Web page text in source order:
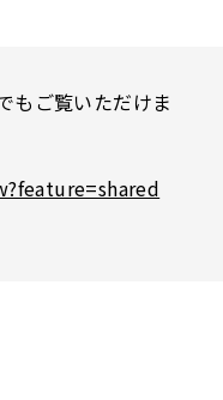
もご覧いただけま